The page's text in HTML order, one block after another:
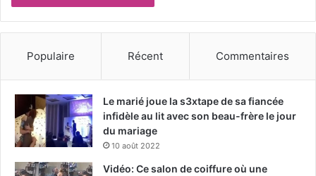
Populaire Récent Commentaires
Le marié joue la s3xtape de sa fiancée
infidèle au lit avec son beau-frère le jour
du mariage
10 août 2022
Vidéo: Ce salon de coiffure où une